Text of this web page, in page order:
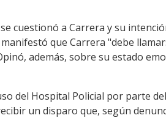
cuestionó a Carrera y su
que Carrera "debe
además, sobre su estado
del Hospital Policial por parte
un disparo que, según